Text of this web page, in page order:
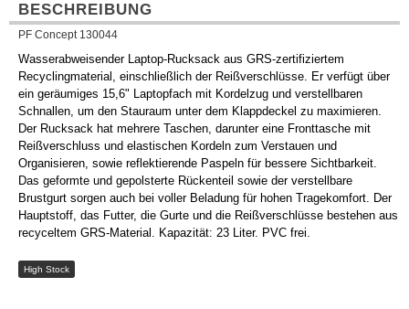
BESCHREIBUNG
PF Concept 130044
Wasserabweisender Laptop-Rucksack aus GRS-zertifiziertem
Recyclingmaterial, einschließlich der Reißverschlüsse. Er verfügt über
ein geräumiges 15,6" Laptopfach mit Kordelzug und verstellbaren
Schnallen, um den Stauraum unter dem Klappdeckel zu maximieren.
Der Rucksack hat mehrere Taschen, darunter eine Fronttasche mit
Reißverschluss und elastischen Kordeln zum Verstauen und
Organisieren, sowie reflektierende Paspeln für bessere Sichtbarkeit.
Das geformte und gepolsterte Rückenteil sowie der verstellbare
Brustgurt sorgen auch bei voller Beladung für hohen Tragekomfort. Der
Hauptstoff, das Futter, die Gurte und die Reißverschlüsse bestehen aus
recyceltem GRS-Material. Kapazität: 23 Liter. PVC frei.
High Stock